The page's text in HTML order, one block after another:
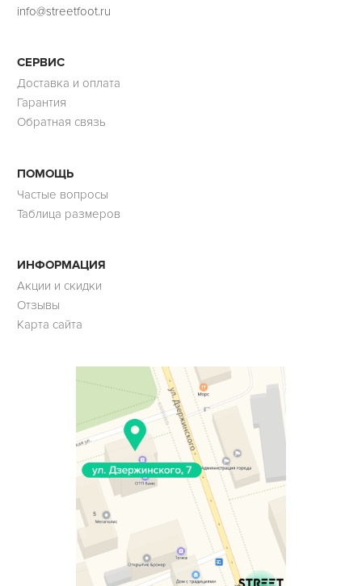
info@streetfoot.ru
СЕРВИС
Доставка и оплата
Гарантия
Обратная связь
ПОМОЩЬ
Частые вопросы
Таблица размеров
ИНФОРМАЦИЯ
Акции и скидки
Отзывы
Карта сайта